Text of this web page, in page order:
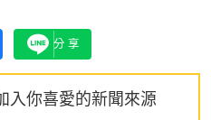
分享
入你喜愛的新聞來源